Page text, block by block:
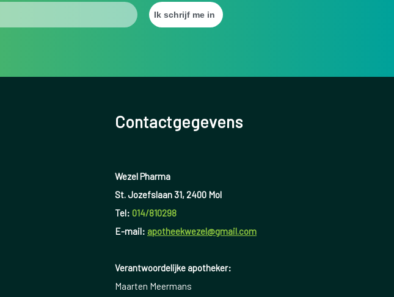
Contactgegevens
Wezel Pharma
St. Jozefslaan 31, 2400 Mol
Tel: 014/810298
E-mail: apotheekwezel@gmail.com
Verantwoordelijke apotheker:
Maarten Meermans